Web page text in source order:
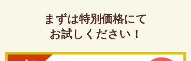
まずは特別価格にて
お試しください！